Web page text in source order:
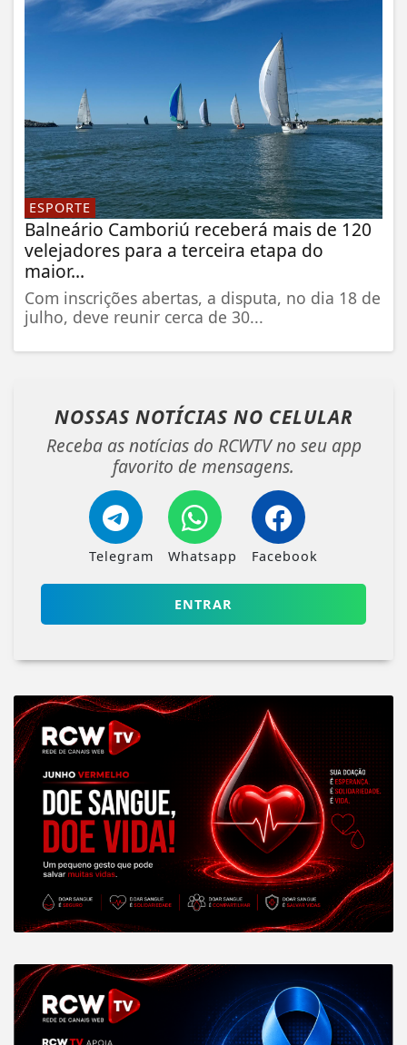
ESPORTE
Balneário Camboriú receberá mais de 120
velejadores para a terceira etapa do
maior...
Com inscrições abertas, a disputa, no dia 18 de
julho, deve reunir cerca de 30...
NOSSAS NOTÍCIAS NO CELULAR
Receba as notícias do RCWTV no seu app
favorito de mensagens.
Telegram Whatsapp Facebook
ENTRAR